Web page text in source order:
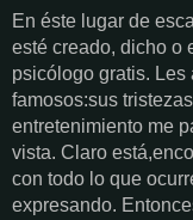
En éste lugar de
esté creado, dicho o
psicólogo gratis. Les
famosos:sus
entretenimiento me
vista. Claro
con todo lo que
expresando.